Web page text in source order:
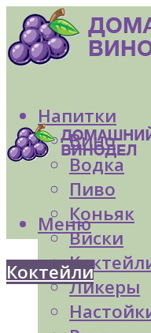
Напитки
Вино
Водка
Пиво
Коньяк
Виски
Ликеры
Меню
Коктейли